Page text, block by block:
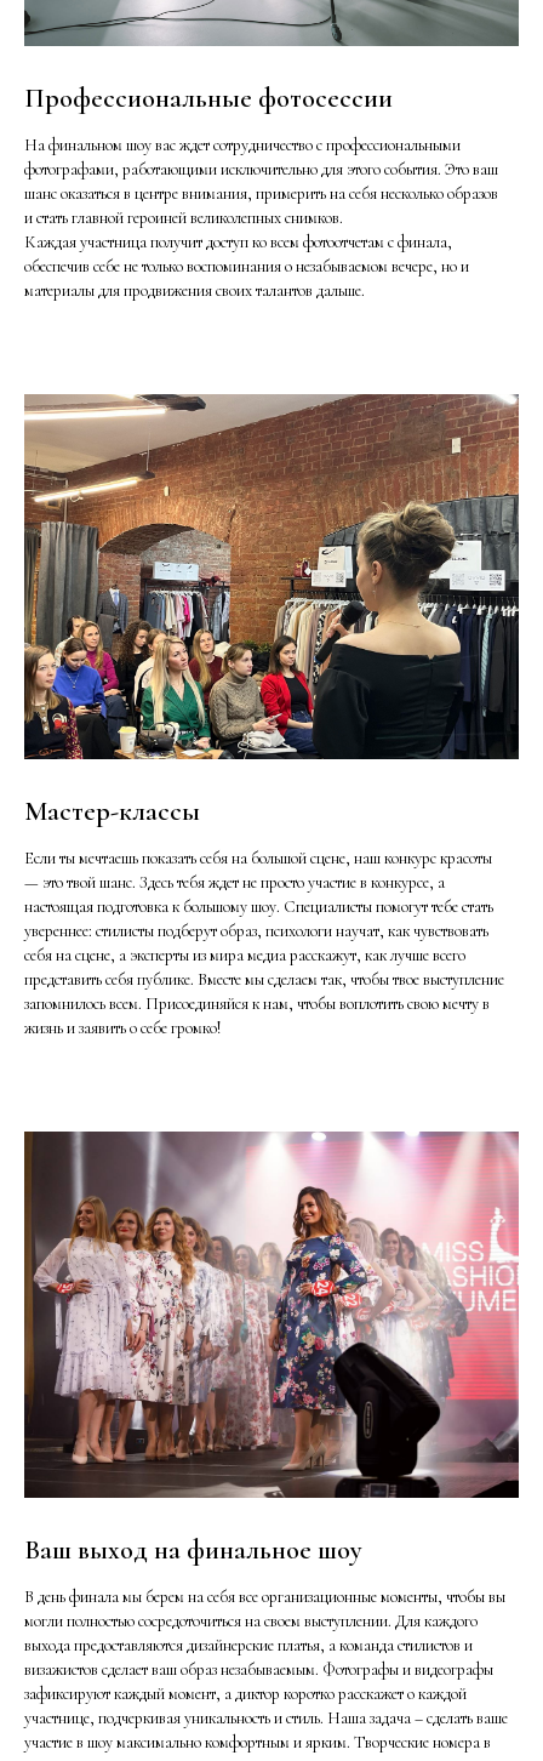
Профессиональные фотосессии
На финальном шоу вас ждет сотрудничество с профессиональными
фотографами, работающими исключительно для этого события. Это ваш
шанс оказаться в центре внимания, примерить на себя несколько образов
и стать главной героиней великолепных снимков.
Каждая участница получит доступ ко всем фотоотчетам с финала,
обеспечив себе не только воспоминания о незабываемом вечере, но и
материалы для продвижения своих талантов дальше.
Мастер-классы
Если ты мечтаешь показать себя на большой сцене, наш конкурс красоты
— это твой шанс. Здесь тебя ждет не просто участие в конкурсе, а
настоящая подготовка к большому шоу. Специалисты помогут тебе стать
увереннее: стилисты подберут образ, психологи научат, как чувствовать
себя на сцене, а эксперты из мира медиа расскажут, как лучше всего
представить себя публике. Вместе мы сделаем так, чтобы твое выступление
запомнилось всем. Присоединяйся к нам, чтобы воплотить свою мечту в
жизнь и заявить о себе громко!
Ваш выход на финальное шоу
В день финала мы берем на себя все организационные моменты, чтобы вы
могли полностью сосредоточиться на своем выступлении. Для каждого
выхода предоставляются дизайнерские платья, а команда стилистов и
визажистов сделает ваш образ незабываемым. Фотографы и видеографы
зафиксируют каждый момент, а диктор коротко расскажет о каждой
участнице, подчеркивая уникальность и стиль. Наша задача – сделать ваше
участие в шоу максимально комфортным и ярким. Творческие номера в